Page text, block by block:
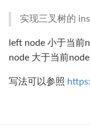
实现三叉树的
left node 小于当前
node 大于当前
写法可以参照